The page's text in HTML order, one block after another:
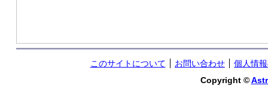
このサイトについて お問い合わせ
個人情
Copyright ©